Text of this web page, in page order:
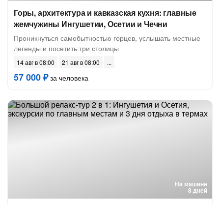
Горы, архитектура и кавказская кухня: главные
жемчужины Ингушетии, Осетии и Чечни
Проникнуться самобытностью горцев, услышать местные
легенды и посетить три столицы
14 авг в 08:00 21 авг в 08:00
57 000 ₽за человека
На машине
8 дней